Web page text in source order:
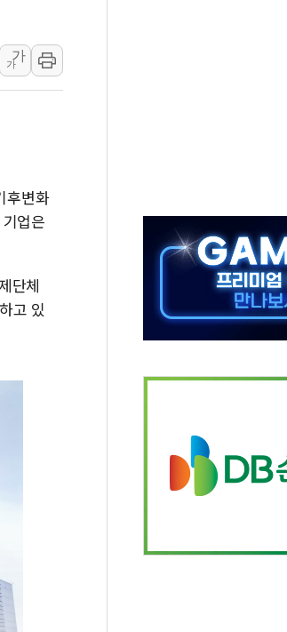
에 9440억 지급 확정되나…재상고 앞두고 막판 셈법
소상공인에 '행복상자' 전달
현수막 '태극기 거꾸로' 논란…이틀만에 철거
의보' 울진 시간당 30mm 강한 비...호우 피해 없어
하우스' 공방…野 "청년 우롱 기괴" vs 與 "송구한
제과학연극제 2026'서 어린이 과학연극 2편 수상
텍사스로드하우스' 잠실점, 직장인 핫플레이스로
8월 말 당정 조율 완료…초고가·비거주 1주택 등
가
가
후변화
업은
단체
고 있